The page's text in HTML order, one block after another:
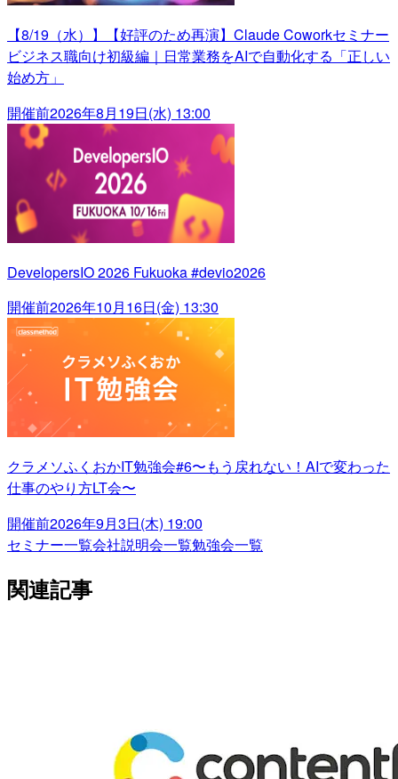
【8/19（水）】【好評のため再演】Claude Coworkセミナー
ビジネス職向け初級編｜日常業務をAIで自動化する「正しい
始め方」
開催前2026年8月19日(水) 13:00
DevelopersIO 2026 Fukuoka #devio2026
開催前2026年10月16日(金) 13:30
クラメソふくおかIT勉強会#6〜もう戻れない！AIで変わった
仕事のやり方LT会〜
開催前2026年9月3日(木) 19:00
セミナー一覧会社説明会一覧勉強会一覧
関連記事